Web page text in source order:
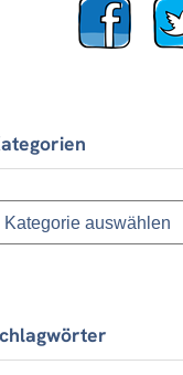
Office 365